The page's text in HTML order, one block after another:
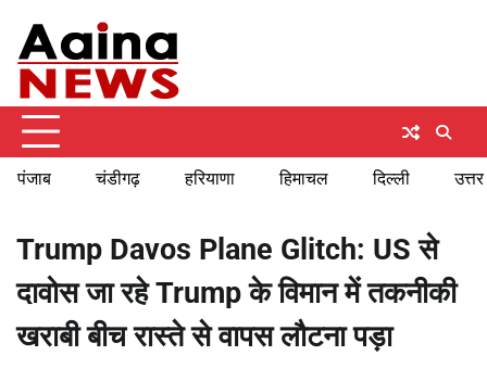
content
पंजाब चंडीगढ़ हरियाणा हिमाचल दिल्ली
Trump Davos Plane Glitch: US से
दावोस जा रहे Trump के विमान में तकनीकी
खराबी बीच रास्ते से वापस लौटना पड़ा